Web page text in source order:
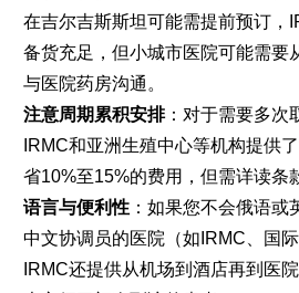
在吉尔吉斯斯坦可能需提前预订，
备货充足，但小城市医院可能需要
与医院药房沟通。
注意周期累积安排：对于需要多次
IRMC和亚洲生殖中心等机构提供
省10%至15%的费用，但需详读条
语言与便利性：如果您不会俄语或
中文协调员的医院（如IRMC、国际
IRMC还提供从机场到酒店再到医